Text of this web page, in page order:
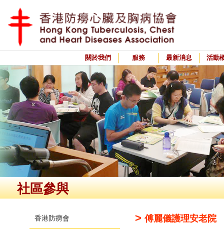
關於我們 服務 最新消息 活動
社區參與
香港防癆會 > 傅麗儀護理安老院